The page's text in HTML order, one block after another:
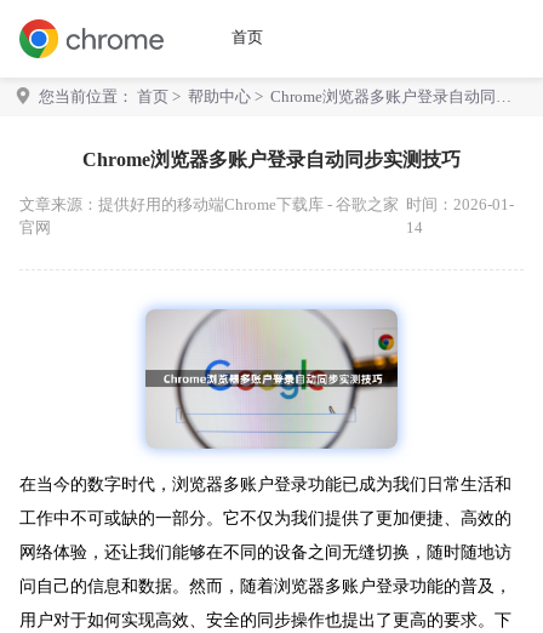
首页
您当前位置： 首页 > 帮助中心 > Chrome浏览器多账户登录自动同步
Chrome浏览器多账户登录自动同步实测技巧
文章来源： 提供好用的移动端Chrome下载库 - 谷歌之家
官网
时间：2026-01-
14
在当今的数字时代，浏览器多账户登录功能已成为我们日常生活和
工作中不可或缺的一部分。它不仅为我们提供了更加便捷、高效的
网络体验，还让我们能够在不同的设备之间无缝切换，随时随地访
问自己的信息和数据。然而，随着浏览器多账户登录功能的普及，
用户对于如何实现高效、安全的同步操作也提出了更高的要求。下